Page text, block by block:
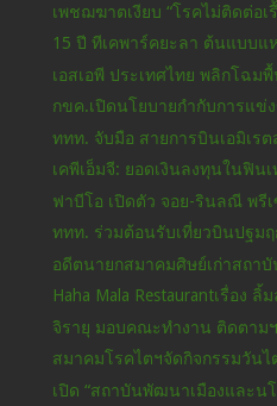
เพชฌฆาตเงียบ “โรคไม่ติดต่อเ
15 ปี ทีเคพาร์คยะลา ต้นแบบแ
เอสเอพี ประเทศไทย พลิกโฉม
กขค.เปิดนโยบายกำกับการแข่
ททท. จับมือ สายการบินเอมิเร
เคพีเอ็มจี: ยอดเงินลงทุนในฟิน
ฟาบีโอ เปิดตัว จอย-รินลณี พรี
ททท. ร่วมต้อนรับเที่ยวบินปฐมฤ
อดีตนายกสมาคมศิษย์เก่าสถาบั
Haha Mala Restaurantเรื่อง
จิรายุ มอบคณะทำงาน ติดตาม
สมาคมโรคไตฯจัดกิจกรรมวันไ
เปิด “สถาบันพัฒนาเมืองและน